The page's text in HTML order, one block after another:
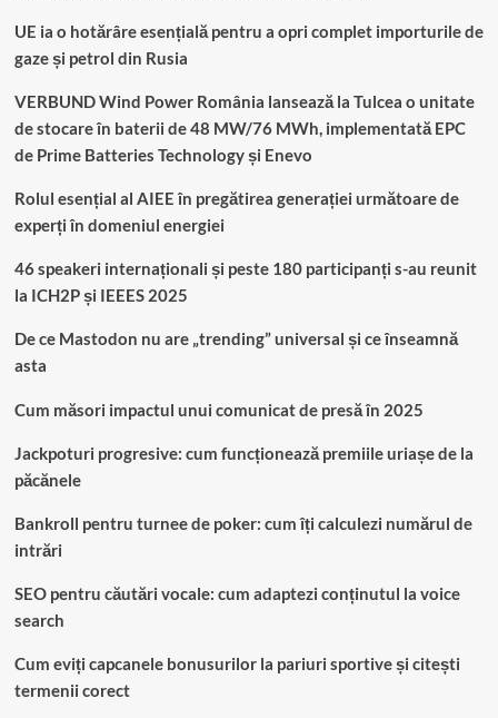
UE ia o hotărâre esențială pentru a opri complet importurile de
gaze și petrol din Rusia
VERBUND Wind Power România lansează la Tulcea o unitate
de stocare în baterii de 48 MW/76 MWh, implementată EPC
de Prime Batteries Technology și Enevo
Rolul esențial al AIEE în pregătirea generației următoare de
experți în domeniul energiei
46 speakeri internaționali și peste 180 participanți s-au reunit
la ICH2P și IEEES 2025
De ce Mastodon nu are „trending” universal și ce înseamnă
asta
Cum măsori impactul unui comunicat de presă în 2025
Jackpoturi progresive: cum funcționează premiile uriașe de la
păcănele
Bankroll pentru turnee de poker: cum îți calculezi numărul de
intrări
SEO pentru căutări vocale: cum adaptezi conținutul la voice
search
Cum eviți capcanele bonusurilor la pariuri sportive și citești
termenii corect